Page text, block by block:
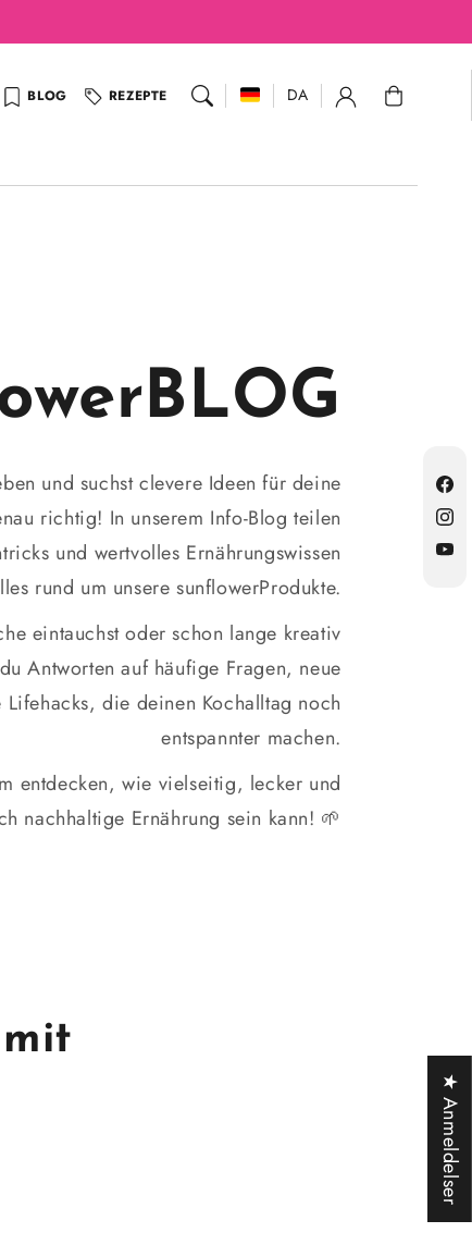
BLOG REZEPTE DA Warenkorb
und suchst clevere Ideen für deine
richtig! In unserem Info-Blog teilen
und wertvolles Ernährungswissen
rund um unsere sunflowerProdukte.
eintauchst oder schon lange kreativ
Antworten auf häufige Fragen, neue
die deinen Kochalltag noch
entspannter machen.
entdecken, wie vielseitig, lecker und
nachhaltige Ernährung sein kann! 🌱
★ Anmeldelser